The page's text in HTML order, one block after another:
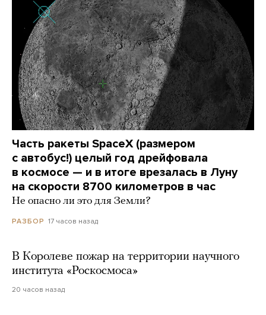
Часть ракеты SpaceX (размером
с автобус!) целый год дрейфовала
в космосе — и в итоге врезалась в Луну
на скорости 8700 километров в час
Не опасно ли это для Земли?
РАЗБОР 17 часов назад
В Королеве пожар на территории научного
института «Роскосмоса»
20 часов назад